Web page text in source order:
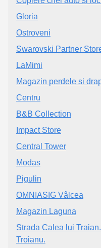
Gloria
Ostroveni
Swarovski Partner
LaMimi
Magazin perdele si
Centru
B&B Collection
Impact Store
Central Tower
Modas
Pigulin
OMNIASIG Vâlcea
Magazin Laguna
Strada Calea lui
Troianu.